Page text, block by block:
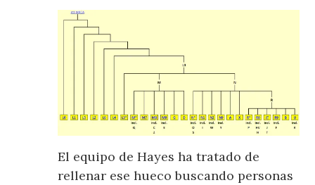
El equipo de Hayes ha tratado de
rellenar ese hueco buscando personas